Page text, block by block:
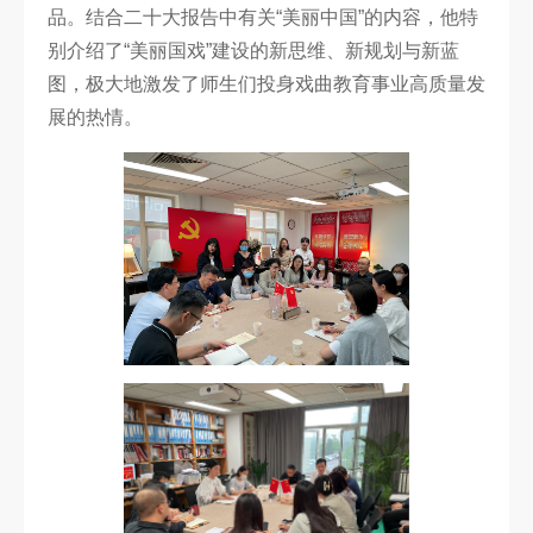
品。结合二十大报告中有关“美丽中国”的内容，他特
别介绍了“美丽国戏”建设的新思维、新规划与新蓝
图，极大地激发了师生们投身戏曲教育事业高质量发
展的热情。